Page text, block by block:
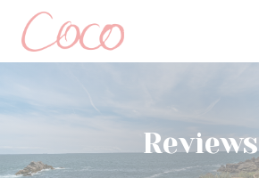
Cookies beheer paneel
Reviews